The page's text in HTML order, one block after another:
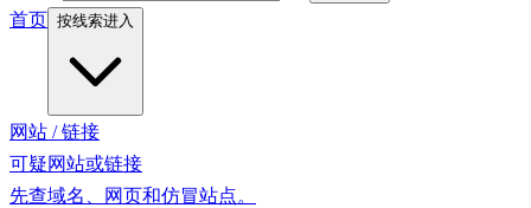
首页 按线索进入
网站 / 链接
可疑网站或链接
先查域名、网页和仿冒站点。